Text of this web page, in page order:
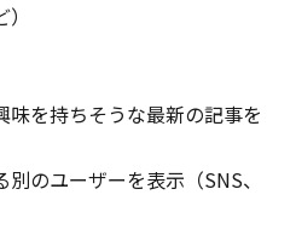
味を持ちそうな最新の記事を
のユーザーを表示（SNS、